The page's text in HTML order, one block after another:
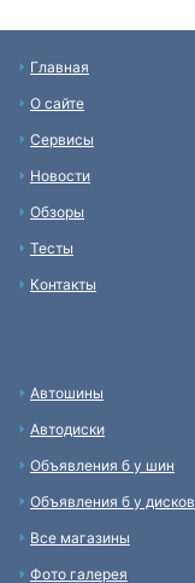
Главная
О сайте
Сервисы
Новости
Обзоры
Тесты
Контакты
Автошины
Автодиски
Объявления б у шин
Объявления б у дисков
Все магазины
Фото галерея